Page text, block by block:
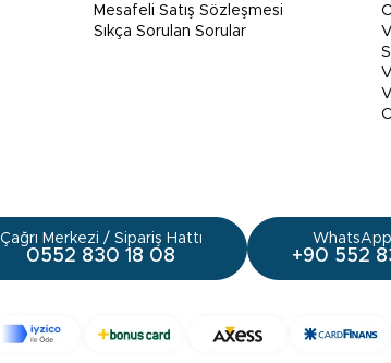
Mesafeli Satış Sözleşmesi
Sıkça Sorulan Sorular
Çağrı Merkezi / Sipariş Hattı
0552 830 18 08 +90 552